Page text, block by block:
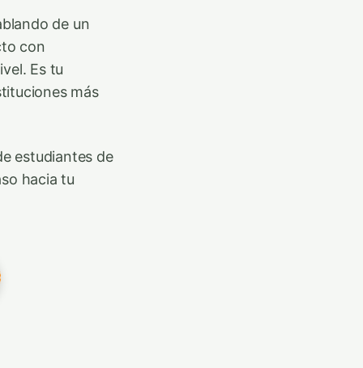
de un
con
Es tu
más
estudiantes de
hacia tu